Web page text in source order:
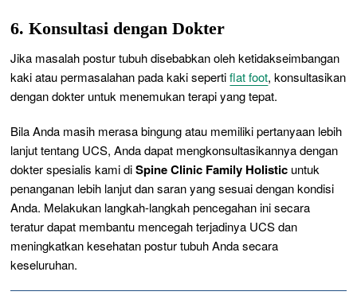
6. Konsultasi dengan Dokter
Jika masalah postur tubuh disebabkan oleh ketidakseimbangan
kaki atau permasalahan pada kaki sepertiflat foot, konsultasikan
dengan dokter untuk menemukan terapi yang tepat.
Bila Anda masih merasa bingung atau memiliki pertanyaan lebih
lanjut tentang UCS, Anda dapat mengkonsultasikannya dengan
dokter spesialis kami diSpine Clinic Family Holistic untuk
penanganan lebih lanjut dan saran yang sesuai dengan kondisi
Anda. Melakukan langkah-langkah pencegahan ini secara
teratur dapat membantu mencegah terjadinya UCS dan
meningkatkan kesehatan postur tubuh Anda secara
keseluruhan.